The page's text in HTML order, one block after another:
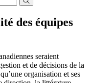
des équipes
seraient
et de décisions de la
organisation et ses